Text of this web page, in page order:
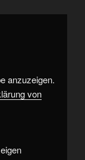
anzuzeigen.
von